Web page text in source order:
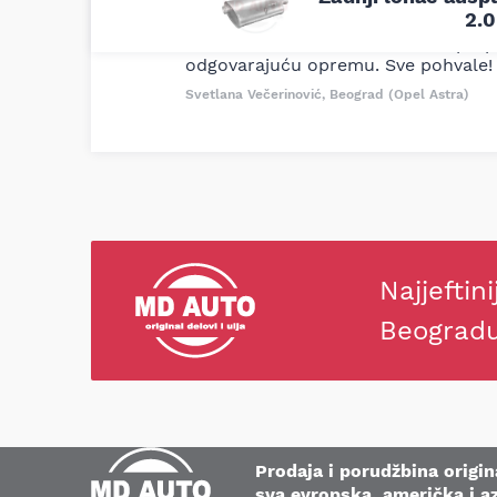
definitivno najbolje cene su ovde.
odgovarajuću opremu. Sve pohvale!
Svetlana Večerinović, Beograd (Opel Astra)
Prodaja i porudžbina